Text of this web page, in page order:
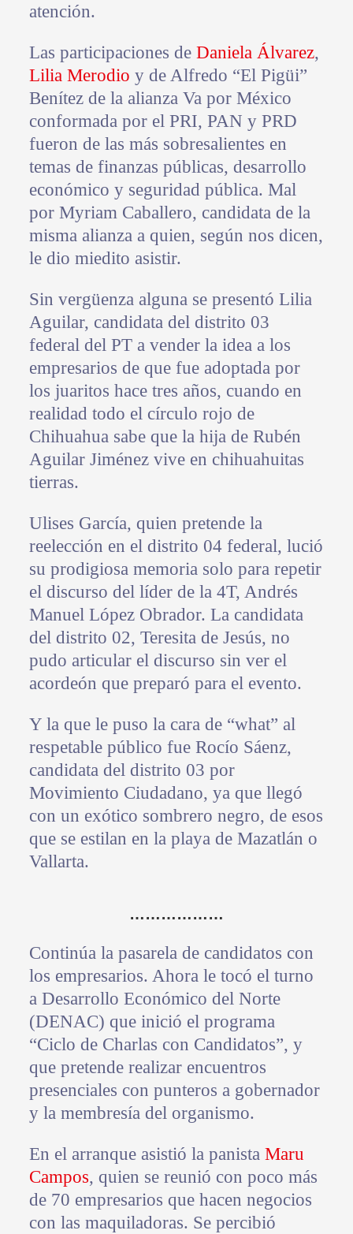
atención.
Las participaciones de Daniela Álvarez,
Lilia Merodio y de Alfredo “El Pigüi”
Benítez de la alianza Va por México
conformada por el PRI, PAN y PRD
fueron de las más sobresalientes en
temas de finanzas públicas, desarrollo
económico y seguridad pública. Mal
por Myriam Caballero, candidata de la
misma alianza a quien, según nos dicen,
le dio miedito asistir.
Sin vergüenza alguna se presentó Lilia
Aguilar, candidata del distrito 03
federal del PT a vender la idea a los
empresarios de que fue adoptada por
los juaritos hace tres años, cuando en
realidad todo el círculo rojo de
Chihuahua sabe que la hija de Rubén
Aguilar Jiménez vive en chihuahuitas
tierras.
Ulises García, quien pretende la
reelección en el distrito 04 federal, lució
su prodigiosa memoria solo para repetir
el discurso del líder de la 4T, Andrés
Manuel López Obrador. La candidata
del distrito 02, Teresita de Jesús, no
pudo articular el discurso sin ver el
acordeón que preparó para el evento.
Y la que le puso la cara de “what” al
respetable público fue Rocío Sáenz,
candidata del distrito 03 por
Movimiento Ciudadano, ya que llegó
con un exótico sombrero negro, de esos
que se estilan en la playa de Mazatlán o
Vallarta.
………………
Continúa la pasarela de candidatos con
los empresarios. Ahora le tocó el turno
a Desarrollo Económico del Norte
(DENAC) que inició el programa
“Ciclo de Charlas con Candidatos”, y
que pretende realizar encuentros
presenciales con punteros a gobernador
y la membresía del organismo.
En el arranque asistió la panista Maru
Campos, quien se reunió con poco más
de 70 empresarios que hacen negocios
con las maquiladoras. Se percibió